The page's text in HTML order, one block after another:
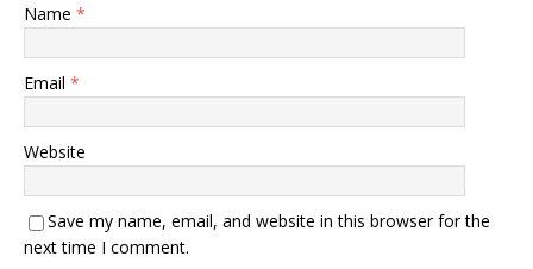
Name *
Email *
Website
Save my name, email, and website in this browser for the
next time I comment.